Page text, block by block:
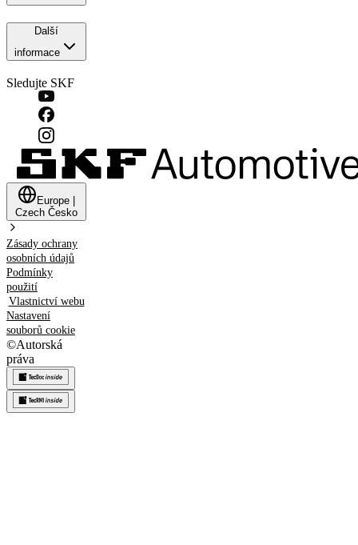
Další
informace
Sledujte SKF
Europe
Czech Česko
Zásady ochrany
osobních údajů
Podmínky
použití
Vlastnictví webu
Nastavení
souborů cookie
©Autorská
práva